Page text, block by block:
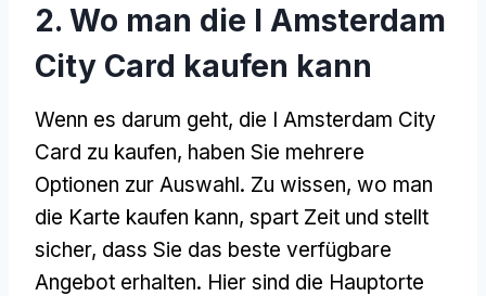
2. Wo man die I Amsterdam
City Card kaufen kann
Wenn es darum geht, die I Amsterdam City
Card zu kaufen, haben Sie mehrere
Optionen zur Auswahl. Zu wissen, wo man
die Karte kaufen kann, spart Zeit und stellt
sicher, dass Sie das beste verfügbare
Angebot erhalten. Hier sind die Hauptorte